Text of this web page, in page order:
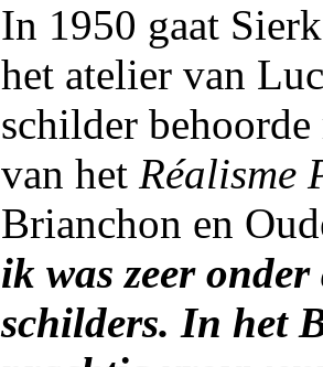
In 1950 gaat
het atelier van
schilder
van het Réalisme
Brianchon en
ik was zeer
schilders. In het